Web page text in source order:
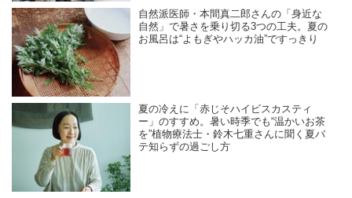
自然派医師・本間真二郎さんの「身近な
自然」で暑さを乗り切る3つの工夫。夏の
お風呂は“よもぎやハッカ油”ですっきり
夏の冷えに「赤じそハイビスカスティ
ー」のすすめ。暑い時季でも“温かいお茶
を”植物療法士・鈴木七重さんに聞く夏バ
テ知らずの過ごし方